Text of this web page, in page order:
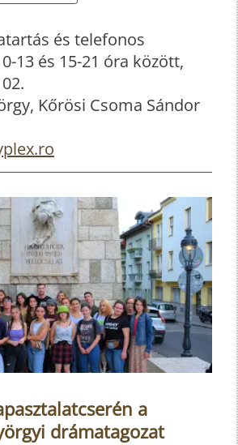
és telefonos
13 és 15-21 óra között,
Kőrösi Csoma Sándor
a
drámatagozat